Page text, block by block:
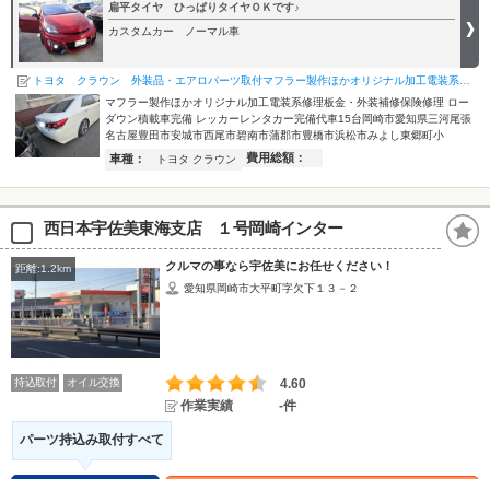
扁平タイヤ ひっぱりタイヤＯＫです♪
カスタムカー ノーマル車
マフラー製作ほかオリジナル加工電装系修理板金・外装補修保険修理 ロー
ダウン積載車完備 レッカーレンタカー完備代車15台岡崎市愛知県三河尾張
名古屋豊田市安城市西尾市碧南市蒲郡市豊橋市浜松市みよし東郷町小
車種： トヨタ クラウン 費用総額：
西日本宇佐美東海支店 １号岡崎インター
距離:1.2km クルマの事なら宇佐美にお任せください！
愛知県岡崎市大平町字欠下１３－２
持込取付 オイル交換
4.60
作業実績
-件
パーツ持込み取付すべて